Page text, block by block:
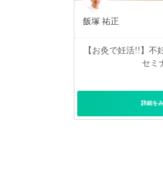
飯塚 祐正
【お灸で妊活!!】不
セミ
詳細を